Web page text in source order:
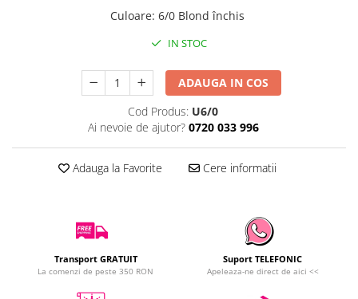
Culoare: 6/0 Blond închis
IN STOC
ADAUGA IN COS
Cod Produs: U6/0
Ai nevoie de ajutor? 0720 033 996
Adauga la Favorite Cere informatii
Transport GRATUIT
La comenzi de peste 350 RON
Suport TELEFONIC
Apeleaza-ne direct de aici <<